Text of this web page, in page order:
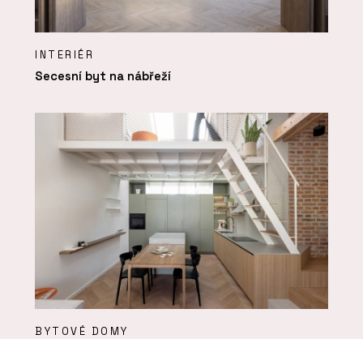
INTERIÉR
Secesní byt na nábřeží
BYTOVÉ DOMY